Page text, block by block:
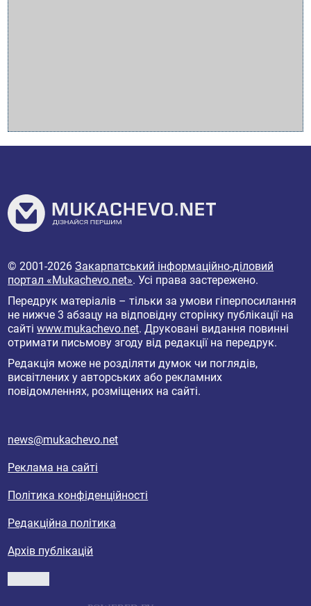
© 2001-2026Закарпатський інформаційно-діловий
портал «Mukachevo.net». Усі права застережено.
Передрук матеріалів – тільки за умови гіперпосилання
не нижче 3 абзацу на відповідну сторінку публікації на
сайтіwww.mukachevo.net. Друковані видання повинні
отримати письмову згоду від редакції на передрук.
Редакція може не розділяти думок чи поглядів,
висвітлених у авторських або рекламних
повідомленнях, розміщених на сайті.
news@mukachevo.net
Реклама на сайті
Політика конфіденційності
Редакційна політика
Архів публікацій